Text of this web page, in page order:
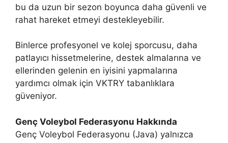
bu da uzun bir sezon boyunca daha güvenli ve
rahat hareket etmeyi destekleyebilir.
Binlerce profesyonel ve kolej sporcusu, daha
patlayıcı hissetmelerine, destek almalarına ve
ellerinden gelenin en iyisini yapmalarına
yardımcı olmak için VKTRY tabanlıklara
güveniyor.
Genç Voleybol Federasyonu Hakkında
Genç Voleybol Federasyonu (Java) yalnızca